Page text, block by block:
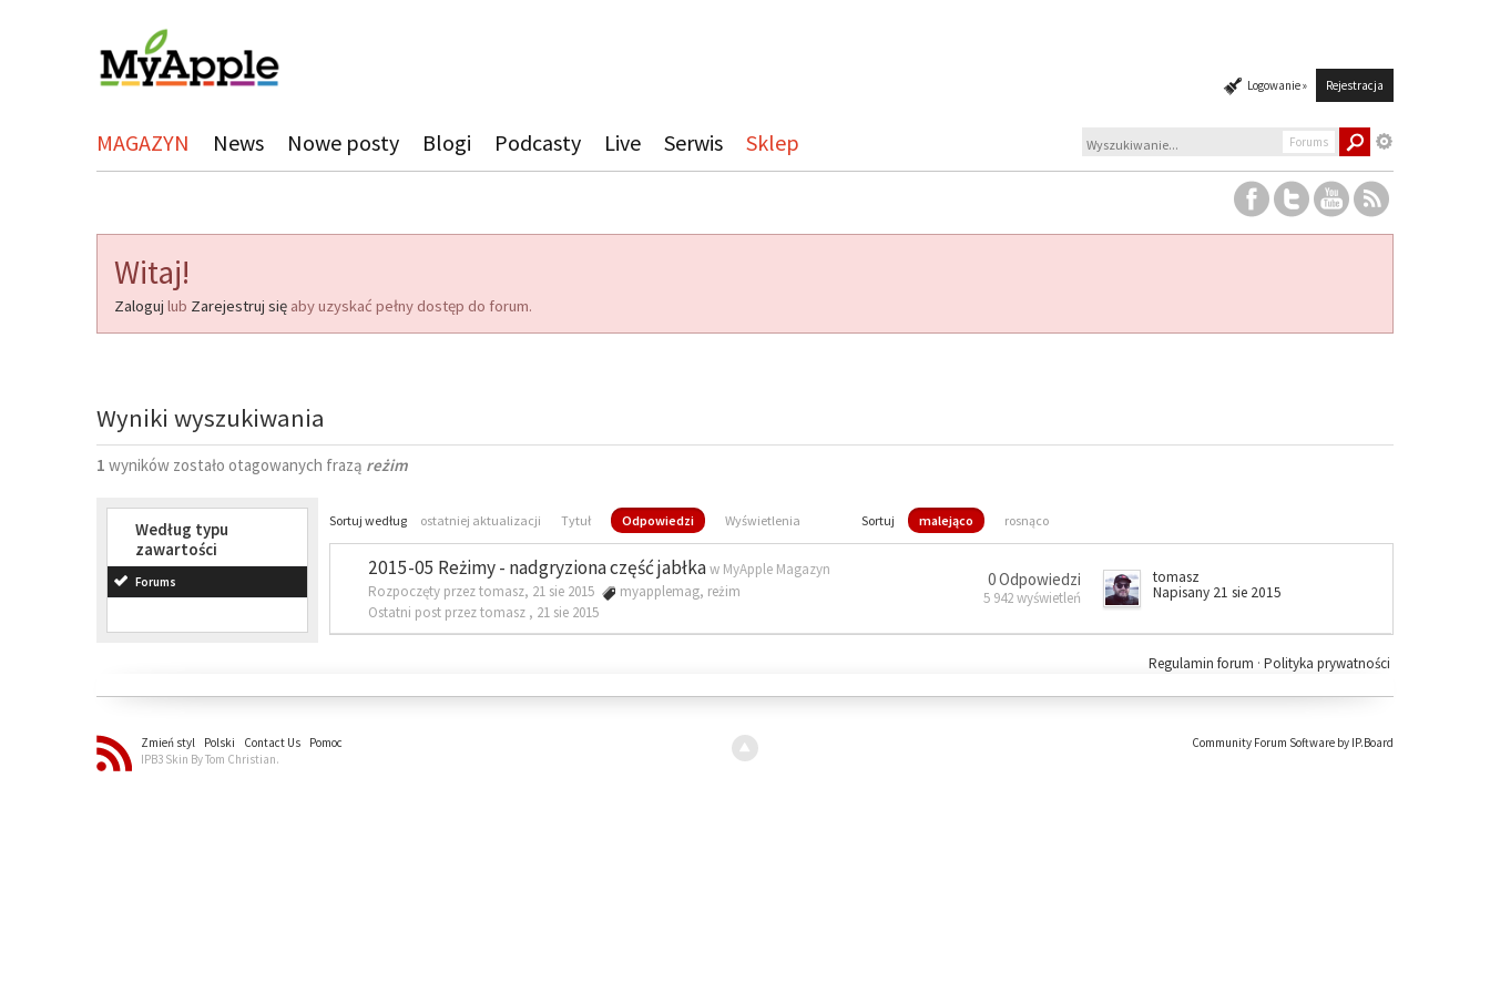
Logowanie » Rejestracja
MAGAZYN News Nowe posty Blogi Podcasty Live Serwis Sklep Forums
Witaj!
Zaloguj lub Zarejestruj się aby uzyskać pełny dostęp do forum.
Wyniki wyszukiwania
1 wyników zostało otagowanych frazą reżim
Według typu
zawartości
Forums
Sortuj według ostatniej aktualizacji Tytuł Odpowiedzi Wyświetlenia Sortuj malejąco rosnąco
2015-05 Reżimy - nadgryziona część jabłkaw MyApple Magazyn
Rozpoczęty przez tomasz, 21 sie 2015
myapplemag, reżim
Ostatni post przez tomasz , 21 sie 2015
0 Odpowiedzi
5 942 wyświetleń
tomasz
Napisany 21 sie 2015
Polityka prywatności
Regulamin forum ·
Zmień styl Polski Contact Us
Pomoc
IPB3 Skin By Tom Christian.
Community Forum Software by IP.Board